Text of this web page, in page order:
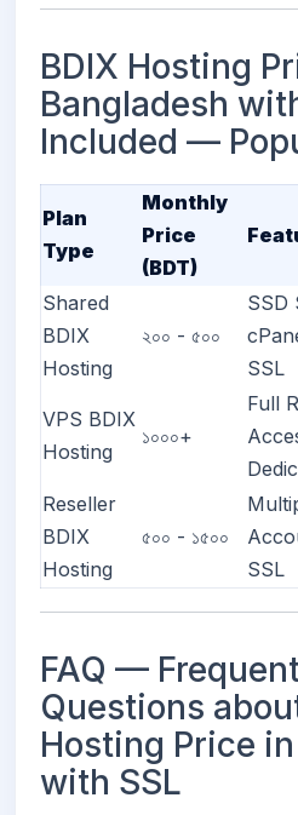
BDIX Hosting
Bangladesh
Included —
Plan
Type
Monthly
Price
(BDT)
Shared
BDIX
Hosting
২০০ - ৫০০
SSD
SSL
VPS BDIX
Hosting
১০০০+
Full
Reseller
BDIX
Hosting
৫০০ - ১৫০০
SSL
FAQ —
Questions
Hosting Price
with SSL